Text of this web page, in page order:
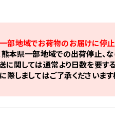
一部地域でお荷物のお届けに停止
本県一部地域での出荷停止、
に関しては通常より日数を要す
際しましてはご了承くださいま